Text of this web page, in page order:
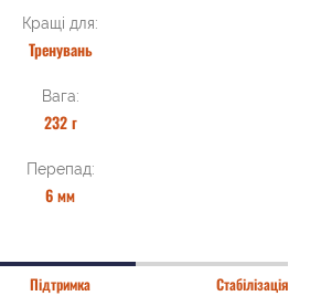
Кращі для:
Тренувань
Вага:
232 г
Перепад:
6 мм
Підтримка Стабілізація